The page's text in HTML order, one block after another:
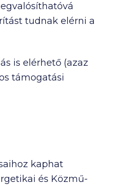
tudnak elérni a
is elérhető (azaz
támogatási
kaphat
és Közmű-